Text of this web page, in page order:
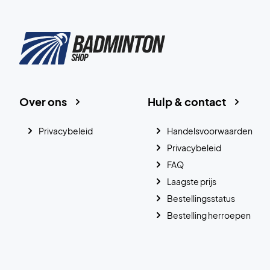
Hulp & contact
Handelsvoorwaarden
Privacybeleid
FAQ
Laagste prijs
Bestellingsstatus
Bestelling herroepen
Over ons
Privacybeleid